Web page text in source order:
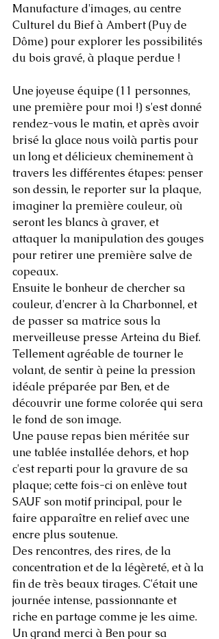
Manufacture d'images, au centre
Culturel du Bief à Ambert (Puy de
Dôme) pour explorer les possibilités
du bois gravé, à plaque perdue !
Une joyeuse équipe (11 personnes,
une première pour moi !) s'est donné
rendez-vous le matin, et après avoir
brisé la glace nous voilà partis pour
un long et délicieux cheminement à
travers les différentes étapes: penser
son dessin, le reporter sur la plaque,
imaginer la première couleur, où
seront les blancs à graver, et
attaquer la manipulation des gouges
pour retirer une première salve de
copeaux.
Ensuite le bonheur de chercher sa
couleur, d'encrer à la Charbonnel, et
de passer sa matrice sous la
merveilleuse presse Arteina du Bief.
Tellement agréable de tourner le
volant, de sentir à peine la pression
idéale préparée par Ben, et de
découvrir une forme colorée qui sera
le fond de son image.
Une pause repas bien méritée sur
une tablée installée dehors, et hop
c'est reparti pour la gravure de sa
plaque; cette fois-ci on enlève tout
SAUF son motif principal, pour le
faire apparaître en relief avec une
encre plus soutenue.
Des rencontres, des rires, de la
concentration et de la légèreté, et à la
fin de très beaux tirages. C'était une
journée intense, passionnante et
riche en partage comme je les aime.
Un grand merci à Ben pour sa